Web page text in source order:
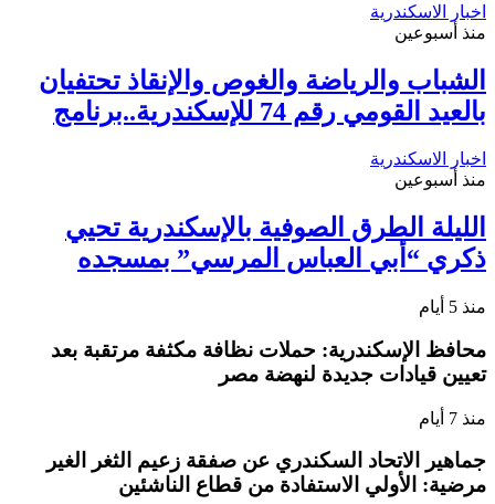
اخبار الاسكندرية
منذ أسبوعين
الشباب والرياضة والغوص والإنقاذ تحتفيان
بالعيد القومي رقم 74 للإسكندرية..برنامج
اخبار الاسكندرية
منذ أسبوعين
الليلة الطرق الصوفية بالإسكندرية تحيي
ذكري “أبي العباس المرسي” بمسجده
منذ 5 أيام
محافظ الإسكندرية: حملات نظافة مكثفة مرتقبة بعد
تعيين قيادات جديدة لنهضة مصر
منذ 7 أيام
جماهير الاتحاد السكندري عن صفقة زعيم الثغر الغير
مرضية: الأولي الاستفادة من قطاع الناشئين